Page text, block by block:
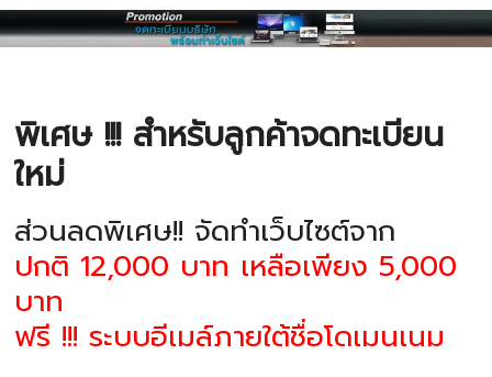
พิเศษ !!! สำหรับลูกค้าจดทะเบียน
ใหม่
ส่วนลดพิเศษ!! จัดทำเว็บไซต์จาก
ปกติ 12,000 บาท เหลือเพียง 5,000
บาท
ฟรี !!! ระบบอีเมล์ภายใต้ชื่อโดเมนเนม